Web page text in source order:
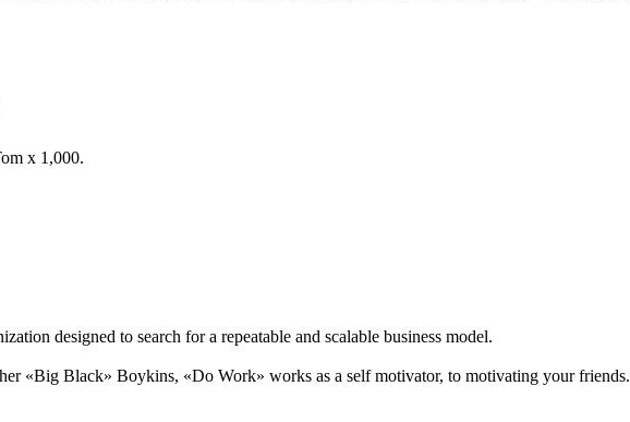
x 1,000.
designed to search for a repeatable and scalable business model.
«Big Black» Boykins, «Do Work» works as a self motivator, to motivating your friends.